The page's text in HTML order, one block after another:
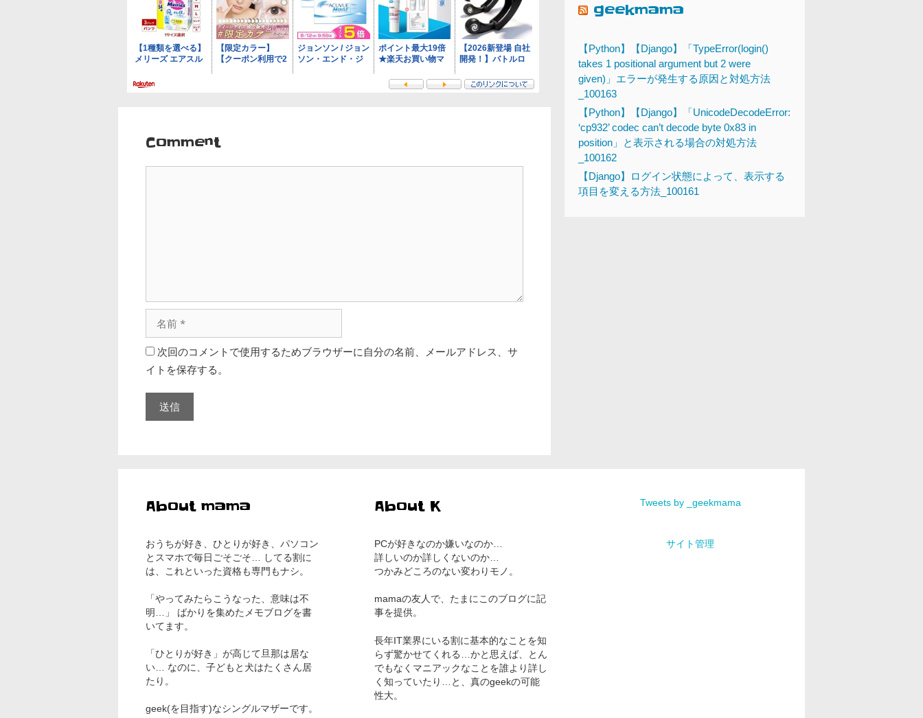
ョ
ン
Comment
次回のコメントで使用するためブラウザーに自分の名前、メールアドレス、サ
イトを保存する。
geekmama
【Python】【Django】「TypeError(login()
takes 1 positional argument but 2 were
given)」エラーが発生する原因と対処方法
_100163
【Python】【Django】「UnicodeDecodeError:
‘cp932’ codec can’t decode byte 0x83 in
position」と表示される場合の対処方法
_100162
【Django】ログイン状態によって、表示する
項目を変える方法_100161
About mama
おうちが好き、ひとりが好き、パソコン
とスマホで毎日ごそごそ… してる割に
は、これといった資格も専門もナシ。
「やってみたらこうなった、意味は不
明…」 ばかりを集めたメモブログを書
いてます。
「ひとりが好き」が高じて旦那は居な
い… なのに、子どもと犬はたくさん居
たり。
geek(を目指す)なシングルマザーです。
About K
PCが好きなのか嫌いなのか…
詳しいのか詳しくないのか…
つかみどころのない変わりモノ。
mamaの友人で、たまにこのブログに記
事を提供。
長年IT業界にいる割に基本的なことを知
らず驚かせてくれる…かと思えば、とん
でもなくマニアックなことを誰より詳し
く知っていたり…と、真のgeekの可能
性大。
Tweets by _geekmama
サイト管理